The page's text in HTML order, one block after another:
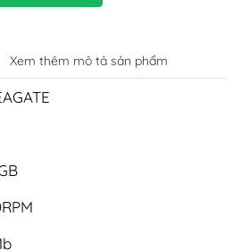
Xem thêm mô tả sản phẩm